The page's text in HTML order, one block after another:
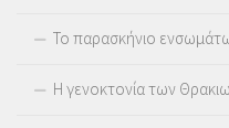
Το παρασκήνιο
Η γενοκτονία των